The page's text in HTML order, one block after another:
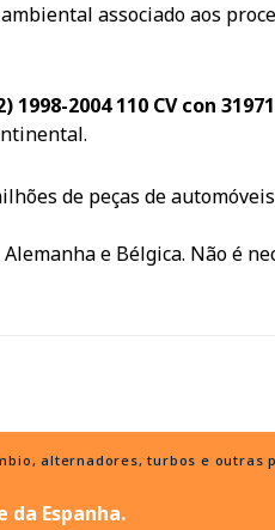
associado aos
2004 110 CV con
de peças de
e Bélgica. Não é
alternadores, turbos e outras
Espanha.